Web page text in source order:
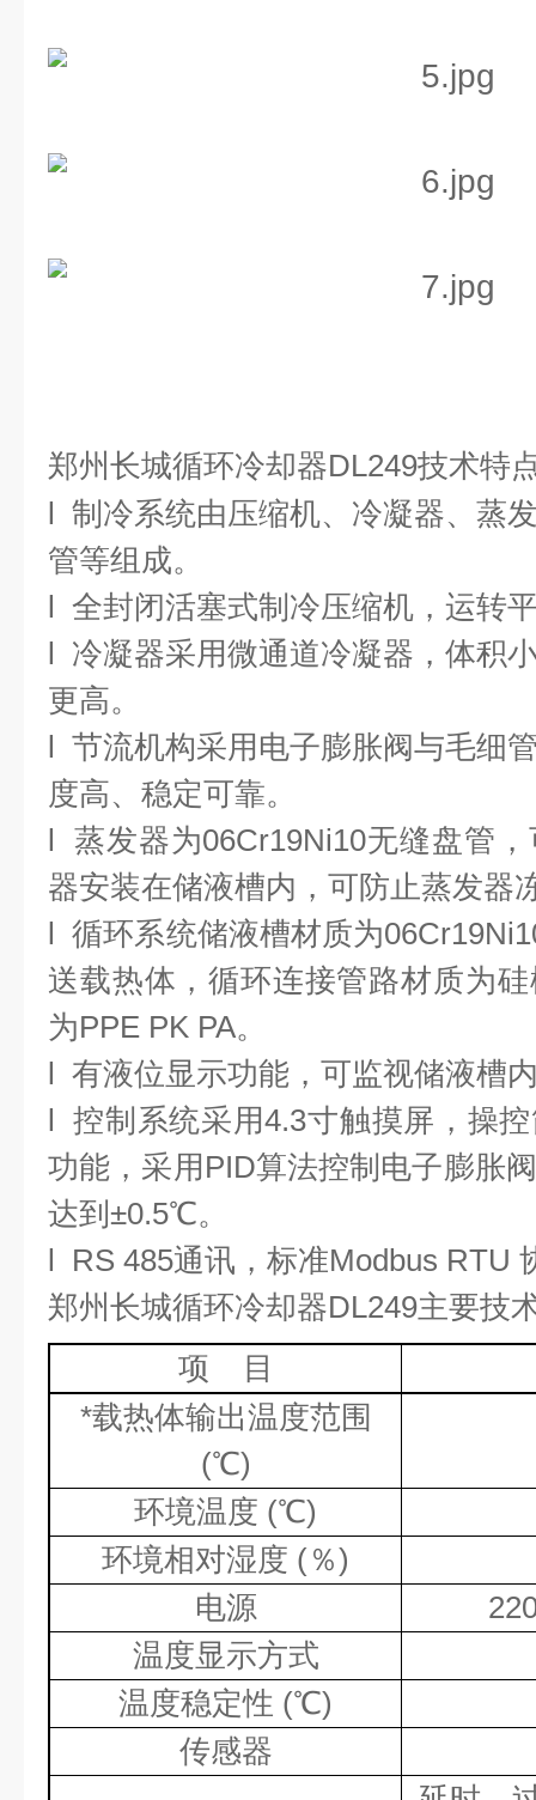
郑州长城循环冷却器DL249技术特
l 制冷系统由压缩机、冷凝器、蒸
管等组成。
l 全封闭活塞式制冷压缩机，运转
l 冷凝器采用微通道冷凝器，体积
更高。
l 节流机构采用电子膨胀阀与毛细
度高、稳定可靠。
l 蒸发器为06Cr19Ni10无缝盘管
器安装在储液槽内，可防止蒸发器
l 循环系统储液槽材质为
送载热体，循环连接管路材质为
为PPE PK PA。
l 有液位显示功能，可监视储液槽
l 控制系统采用4.3寸触摸屏，操
功能，采用 PID算法控制电子膨胀
达到±0.5℃。
l RS 485通讯，标准Modbus RTU
郑州长城循环冷却器DL249主要技
项
目
*载热体输出温度范围
(℃)
环境温度 (℃)
环境相对湿度 ( ％)
电源
温度显示方式
温度稳定性 (℃)
传感器